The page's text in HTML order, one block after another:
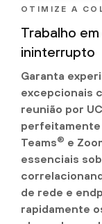
OTIMIZE A
Trabalho
ininterrupto
Garanta
excepcionais
reunião por
Teams® e
essenciais
de rede e
rapidamente